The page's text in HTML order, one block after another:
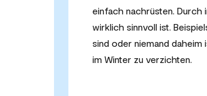
einfach nachrüsten. Durch
wirklich sinnvoll ist.
sind oder niemand
im Winter zu verzichten.